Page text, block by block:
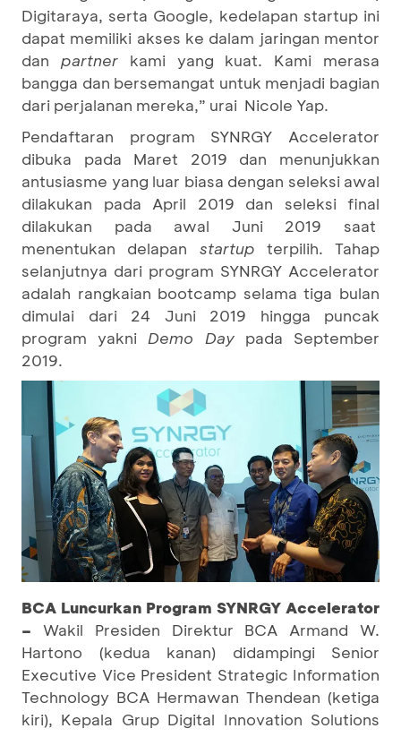
Digitaraya, serta Google, kedelapan startup ini
dapat memiliki akses ke dalam jaringan mentor
dan partnerkami yang kuat. Kami merasa
bangga dan bersemangat untuk menjadi bagian
dari perjalanan mereka,” urai Nicole Yap.
Pendaftaran program SYNRGY Accelerator
dibuka pada Maret 2019 dan menunjukkan
antusiasme yang luar biasa dengan seleksi awal
dilakukan pada April 2019 dan seleksi final
dilakukan pada awal Juni 2019 saat
menentukan delapan startup terpilih. Tahap
selanjutnya dari program SYNRGY Accelerator
adalah rangkaian bootcamp selama tiga bulan
dimulai dari 24 Juni 2019 hingga puncak
program yakni Demo Day pada
September
2019.
BCA Luncurkan Program SYNRGY Accelerator
– Wakil Presiden Direktur BCA Armand W.
Hartono (kedua kanan) didampingi Senior
Executive Vice President Strategic Information
Technology BCA Hermawan Thendean (ketiga
kiri), Kepala Grup Digital Innovation Solutions